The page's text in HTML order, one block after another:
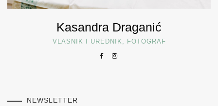
Kasandra Draganić
VLASNIK I UREDNIK, FOTOGRAF
NEWSLETTER